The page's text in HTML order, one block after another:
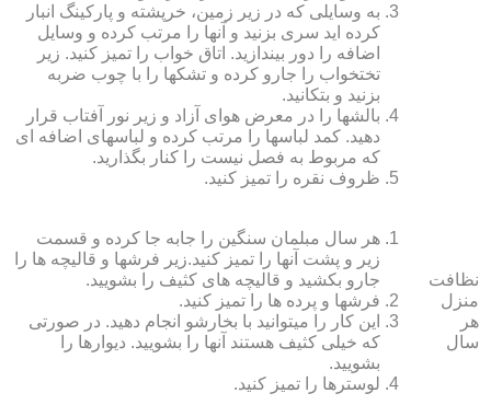
به وسایلی که در زیر زمین، خرپشته و پارکینگ انبار
کرده‏ اید سری بزنید و آنها را مرتب کرده و وسایل
اضافه را دور بیندازید. اتاق خواب را تمیز کنید. زیر
تختخواب را جارو کرده و تشک‏ها را با چوب ضربه
بزنید و بتکانید.
بالش‏ها را در معرض هوای آزاد و زیر نور آفتاب قرار
دهید. کمد لباس‏ها را مرتب کرده و لباس‏های اضافه ای
که مربوط به فصل نیست را کنار بگذارید.
ظروف نقره را تمیز کنید.
نظافت
منزل
هر
سال
هر سال مبلمان سنگین را جابه جا کرده و قسمت
زیر و پشت آنها را تمیز کنید.زیر فرش‏ها و قالیچه‏ ها را
جارو بکشید و قالیچه‏ های کثیف را بشویید.
فرش‏ها و پرده ‏ها را تمیز کنید.
این کار را می‏توانید با بخارشو انجام دهید. در صورتی
که خیلی کثیف هستند آنها را بشویید. دیوارها را
بشویید.
لوسترها را تمیز کنید.